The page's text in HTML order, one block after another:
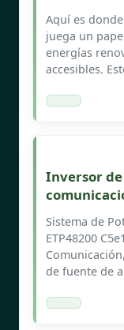
Aquí es
juega un
energías
accesibles.
Inversor
Sistema de
ETP48200
de fuente de